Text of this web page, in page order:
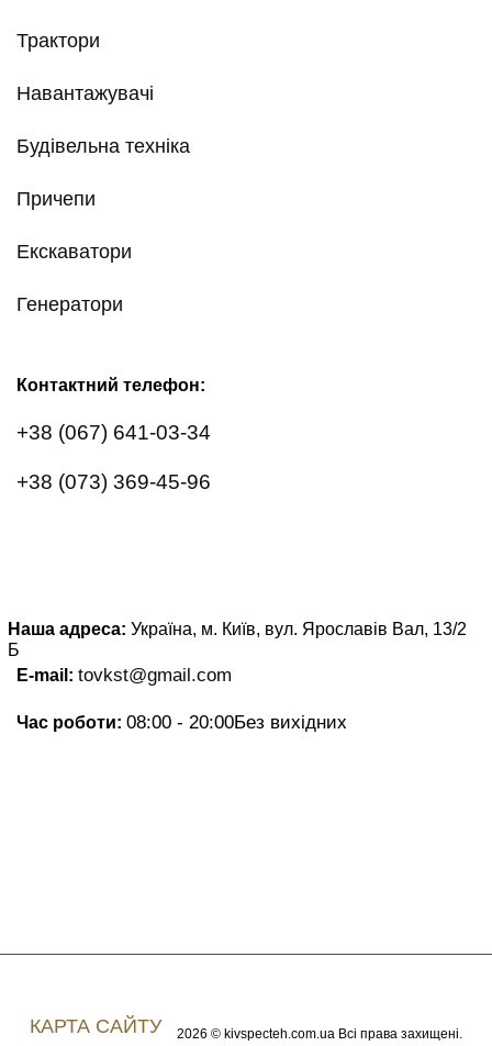
Трактори
Навантажувачі
Будівельна техніка
Причепи
Екскаватори
Генератори
Контактний телефон:
+38 (067) 641-03-34
+38 (073) 369-45-96
Наша адреса: Україна, м. Київ, вул. Ярославів Вал, 13/2
Б
E-mail: tovkst@gmail.com
Час роботи: 08:00 - 20:00Без вихідних
КАРТА САЙТУ 2026 © kivspecteh.com.ua Всі права захищені.